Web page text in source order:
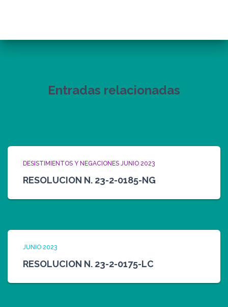
Entradas relacionadas
DESISTIMIENTOS Y NEGACIONES JUNIO 2023
RESOLUCION N. 23-2-0185-NG
JUNIO 2023
RESOLUCION N. 23-2-0175-LC